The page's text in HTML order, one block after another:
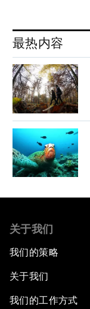
最热内容
关于我们
我们的策略
关于我们
我们的工作方式